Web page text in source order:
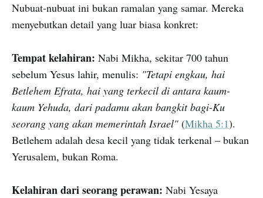
Nubuat-nubuat ini bukan ramalan yang samar. Mereka
menyebutkan detail yang luar biasa konkret:
Tempat kelahiran: Nabi Mikha, sekitar 700 tahun
sebelum Yesus lahir, menulis: "Tetapi engkau, hai
Betlehem Efrata, hai yang terkecil di antara kaum-
kaum Yehuda, dari padamu akan bangkit bagi-Ku
seorang yang akan memerintah Israel" (Mikha 5:1).
Betlehem adalah desa kecil yang tidak terkenal – bukan
Yerusalem, bukan Roma.
Kelahiran dari seorang perawan: Nabi Yesaya